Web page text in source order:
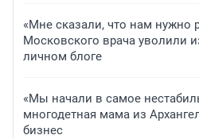
«Мне сказали, что нам нужно
Московского врача уволили
личном блоге
«Мы начали в самое
многодетная мама из
бизнес